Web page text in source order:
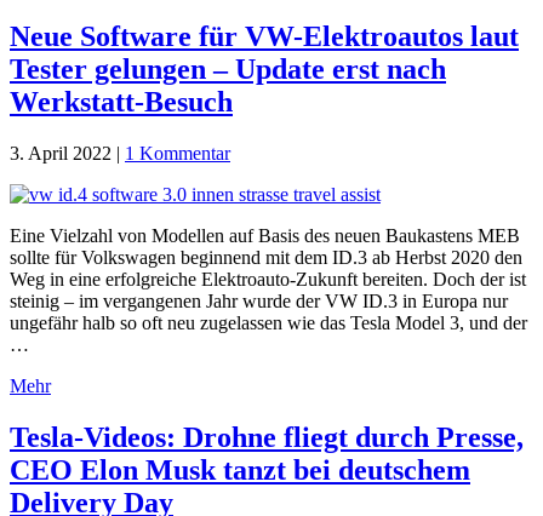
Neue Software für VW-Elektroautos laut
Tester gelungen – Update erst nach
Werkstatt-Besuch
3. April 2022 | 1 Kommentar
Eine Vielzahl von Modellen auf Basis des neuen Baukastens MEB
sollte für Volkswagen beginnend mit dem ID.3 ab Herbst 2020 den
Weg in eine erfolgreiche Elektroauto-Zukunft bereiten. Doch der ist
steinig – im vergangenen Jahr wurde der VW ID.3 in Europa nur
ungefähr halb so oft neu zugelassen wie das Tesla Model 3, und der
…
Mehr
Tesla-Videos: Drohne fliegt durch Presse,
CEO Elon Musk tanzt bei deutschem
Delivery Day